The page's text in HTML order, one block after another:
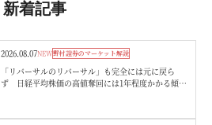
新着記事
2026.08.07NEW野村證券のマーケット解説
「リバーサルのリバーサル」も完全には元に戻ら
ず 日経平均株価の高値奪回には1年程度かかる傾